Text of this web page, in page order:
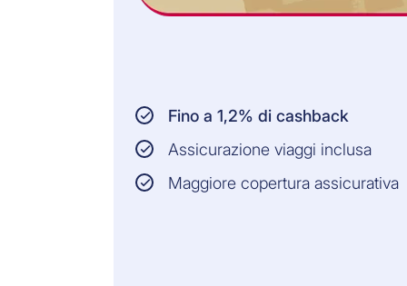
Fino a 1,2% di cashback
Assicurazione viaggi inclusa
Maggiore copertura assicurativa